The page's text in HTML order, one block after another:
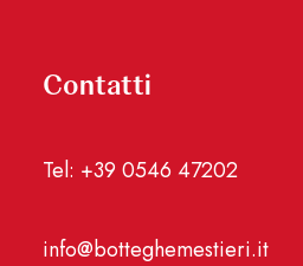
Contatti
Tel: +39 0546 47202
info@botteghemestieri.it